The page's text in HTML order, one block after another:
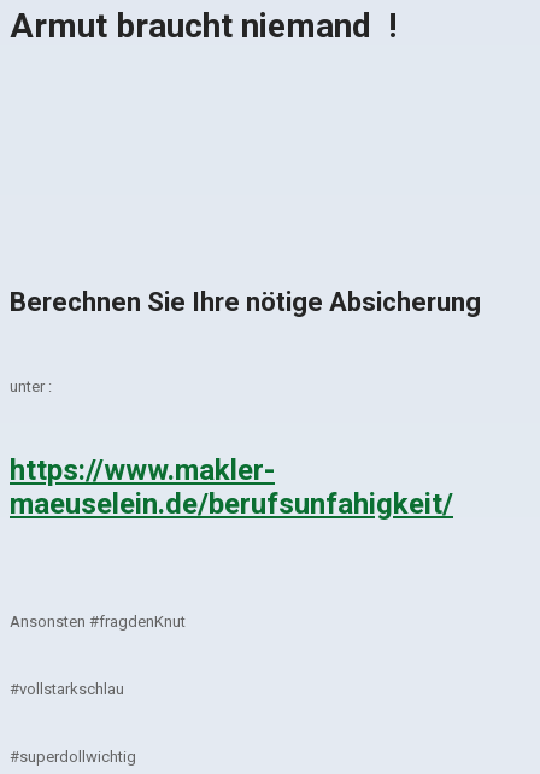
Armut braucht niemand !
Berechnen Sie Ihre nötige Absicherung
unter :
https://www.makler-
maeuselein.de/berufsunfahigkeit/
Ansonsten #fragdenKnut
#vollstarkschlau
#superdollwichtig